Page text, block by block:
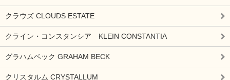
クラウズ CLOUDS ESTATE
クライン・コンスタンシア KLEIN CONSTANTIA
グラハムベック GRAHAM BECK
クリスタルム CRYSTALLUM